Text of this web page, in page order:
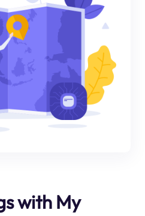
with My